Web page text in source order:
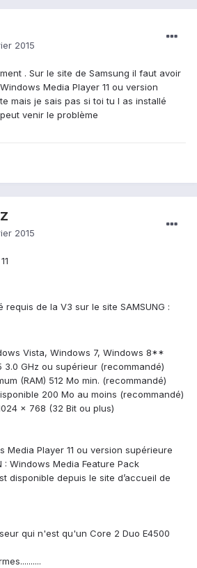
2015
. Sur le site de Samsung il faut avoir
Media Player 11 ou version
mais je sais pas si toi tu l as installé
venir le problème
2015
de la V3 sur le site SAMSUNG :
Vista, Windows 7, Windows 8**
3.0 GHz ou supérieur (recommandé)
(RAM) 512 Mo min. (recommandé)
200 Mo au moins (recommandé)
x 768 (32 Bit ou plus)
Media Player 11 ou version supérieure
: Windows Media Feature Pack
disponible depuis le site d’accueil de
qui n'est qu'un Core 2 Duo E4500